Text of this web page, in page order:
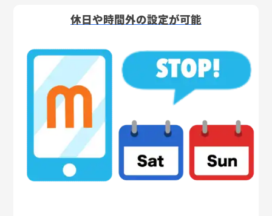
休日や時間外の設定が可能